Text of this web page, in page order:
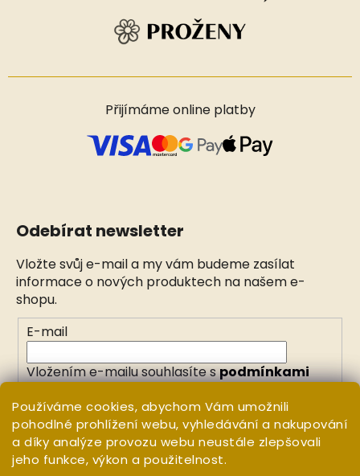
Používáme cookies, abychom Vám umožnili
pohodlné prohlížení webu, vyhledávání a nakupování
a díky analýze provozu webu neustále zlepšovali
jeho funkce, výkon a použitelnost.
Přijímáme online platby
Odebírat newsletter
Vložte svůj e-mail a my vám budeme zasílat
informace o nových produktech na našem e-
shopu.
E-mail
Vložením e-mailu souhlasíte spodmínkami
PŘIHLÁSIT SE